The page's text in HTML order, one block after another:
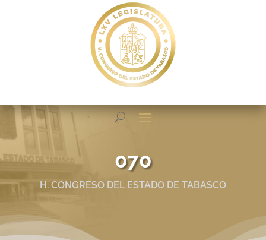
070
H. CONGRESO DEL ESTADO DE TABASCO